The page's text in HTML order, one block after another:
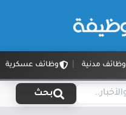
وظائف مدنية وظائف عسكرية
بحث